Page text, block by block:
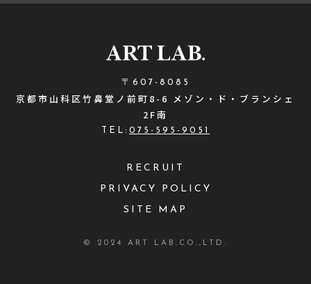
〒607-8085
京都市山科区竹鼻堂ノ前町8-6 メゾン・ド・ブランシェ
2F南
TEL: 075-595-9051
RECRUIT
PRIVACY POLICY
SITE MAP
© 2024 ART LAB.CO.,LTD.